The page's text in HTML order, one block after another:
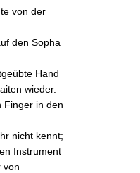
von der
den Sopha
Hand
wieder.
Finger in den
nicht kennt;
Instrument
von